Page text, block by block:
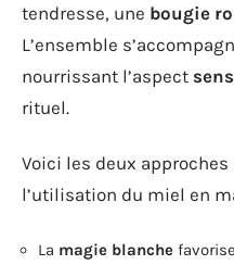
tendresse, une bougie
L’ensemble
nourrissant l’aspect
rituel.
Voici les deux
l’utilisation du miel en
La magie blanche